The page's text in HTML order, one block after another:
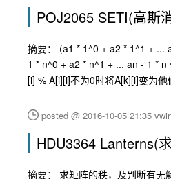
POJ2065 SETI(高斯
摘要： (a1 * 1^0 + a2 * 1^1 + ...
1 * n^0 + a2 * n^1 + ... an - 1 *
[i] % A[i][i]不为0时将A[k][i]变为他
posted @ 2016-10-05 21:35
HDU3364 Lanterns(
摘要： 求矩阵的秩，及判断有无